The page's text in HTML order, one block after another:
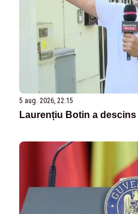
5 aug. 2026, 22:15
Laurențiu Botin a